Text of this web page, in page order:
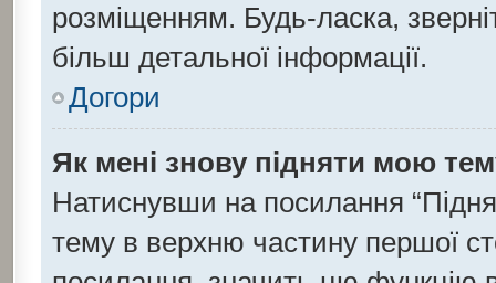
розміщенням. Будь-ласка,
більш детальної інформації.
Догори
Як мені знову підняти мою
Натиснувши на посилання
тему в верхню частину першої